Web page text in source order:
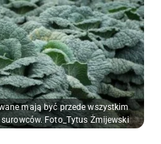
mają być przede wszystkim
Foto_Tytus Żmijewski